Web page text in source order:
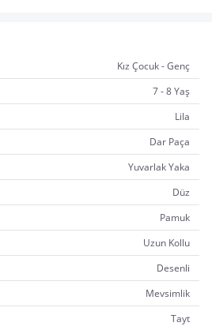
Kız Çocuk - Genç
7 - 8 Yaş
Lila
Dar Paça
Yuvarlak Yaka
Düz
Pamuk
Uzun Kollu
Desenli
Mevsimlik
Tayt